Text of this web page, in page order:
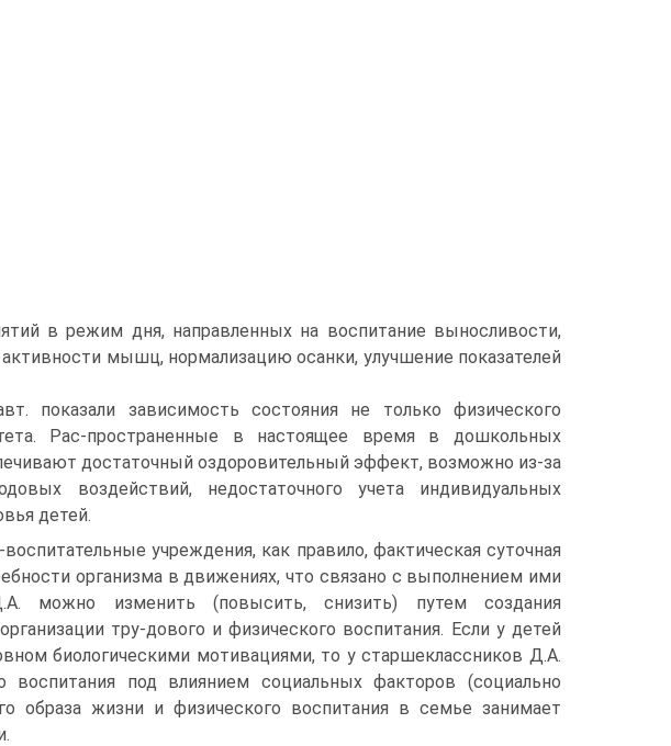
в режим дня, направленных на воспитание выносливости,
мышц, нормализацию осанки, улучшение показателей
показали зависимость состояния не только физического
Рас-пространенные в настоящее время в дошкольных
достаточный оздоровительный эффект, возможно из-за
воздействий, недостаточного учета индивидуальных
детей.
учреждения, как правило, фактическая суточная
организма в движениях, что связано с выполнением ими
можно изменить (повысить, снизить) путем создания
тру-дового и физического воспитания. Если у детей
биологическими мотивациями, то у старшеклассников Д.А.
под влиянием социальных факторов (социально
образа жизни и физического воспитания в семье занимает